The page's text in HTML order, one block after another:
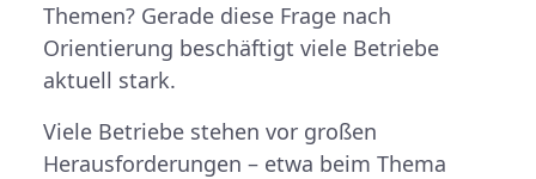
Themen? Gerade diese Frage nach
Orientierung beschäftigt viele Betriebe
aktuell stark.
Viele Betriebe stehen vor großen
Herausforderungen – etwa beim Thema